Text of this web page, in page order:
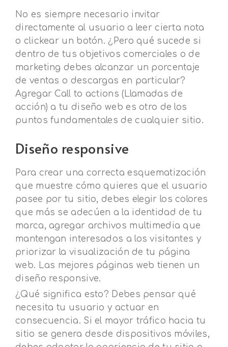
No es siempre necesario invitar
directamente al usuario a leer cierta nota
o clickear un botón. ¿Pero qué sucede si
dentro de tus objetivos comerciales o de
marketing debes alcanzar un porcentaje
de ventas o descargas en particular?
Agregar Call to actions (Llamadas de
acción) a tu diseño web es otro de los
puntos fundamentales de cualquier sitio.
Diseño responsive
Para crear una correcta esquematización
que muestre cómo quieres que el usuario
pasee por tu sitio, debes elegir los colores
que más se adecúen a la identidad de tu
marca, agregar archivos multimedia que
mantengan interesados a los visitantes y
priorizar la visualización de tu página
web. Las mejores páginas web tienen un
diseño responsive.
¿Qué significa esto? Debes pensar qué
necesita tu usuario y actuar en
consecuencia. Si el mayor tráfico hacia tu
sitio se genera desde dispositivos móviles,